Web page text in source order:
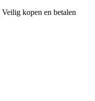
kopen en betalen